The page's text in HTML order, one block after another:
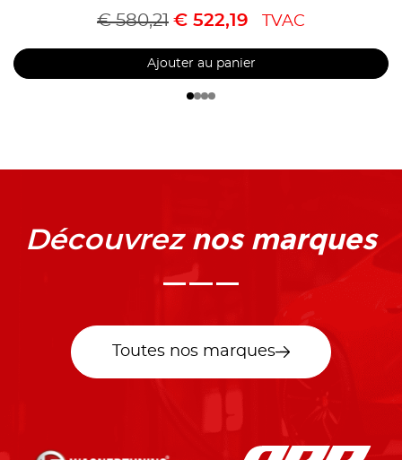
€580,21 € 522,19 TVAC
Ajouter au panier
Découvrez nos marques
Toutes nos marques